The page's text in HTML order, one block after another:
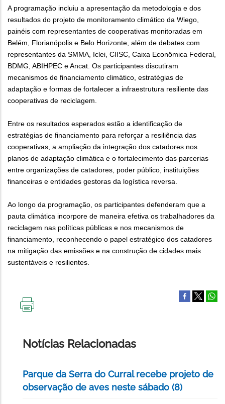
A programação incluiu a apresentação da metodologia e dos
resultados do projeto de monitoramento climático da Wiego,
painéis com representantes de cooperativas monitoradas em
Belém, Florianópolis e Belo Horizonte, além de debates com
representantes da SMMA, Iclei, CIISC, Caixa Econômica Federal,
BDMG, ABIHPEC e Ancat. Os participantes discutiram
mecanismos de financiamento climático, estratégias de
adaptação e formas de fortalecer a infraestrutura resiliente das
cooperativas de reciclagem.
Entre os resultados esperados estão a identificação de
estratégias de financiamento para reforçar a resiliência das
cooperativas, a ampliação da integração dos catadores nos
planos de adaptação climática e o fortalecimento das parcerias
entre organizações de catadores, poder público, instituições
financeiras e entidades gestoras da logística reversa.
Ao longo da programação, os participantes defenderam que a
pauta climática incorpore de maneira efetiva os trabalhadores da
reciclagem nas políticas públicas e nos mecanismos de
financiamento, reconhecendo o papel estratégico dos catadores
na mitigação das emissões e na construção de cidades mais
sustentáveis e resilientes.
Notícias Relacionadas
Parque da Serra do Curral recebe projeto de
observação de aves neste sábado (8)